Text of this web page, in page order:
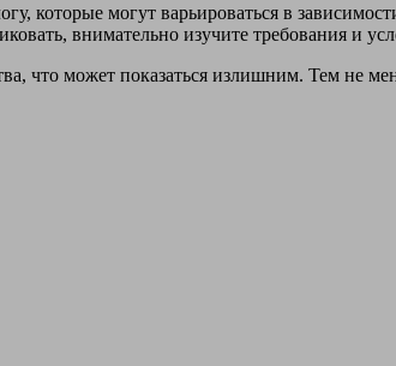
которые могут варьироваться в
внимательно изучите требования и
что может показаться излишним. Тем не